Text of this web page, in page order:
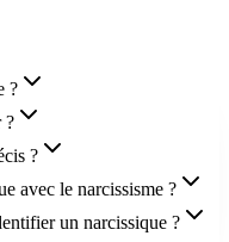
?
?
?
avec le narcissisme ?
un narcissique ?